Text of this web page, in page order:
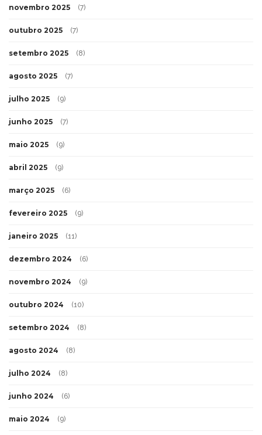
novembro 2025 (7)
outubro 2025 (7)
setembro 2025 (8)
agosto 2025 (7)
julho 2025 (9)
junho 2025 (7)
maio 2025 (9)
abril 2025 (9)
março 2025 (6)
fevereiro 2025 (9)
janeiro 2025 (11)
dezembro 2024 (6)
novembro 2024 (9)
outubro 2024 (10)
setembro 2024 (8)
agosto 2024 (8)
julho 2024 (8)
junho 2024 (6)
maio 2024 (9)